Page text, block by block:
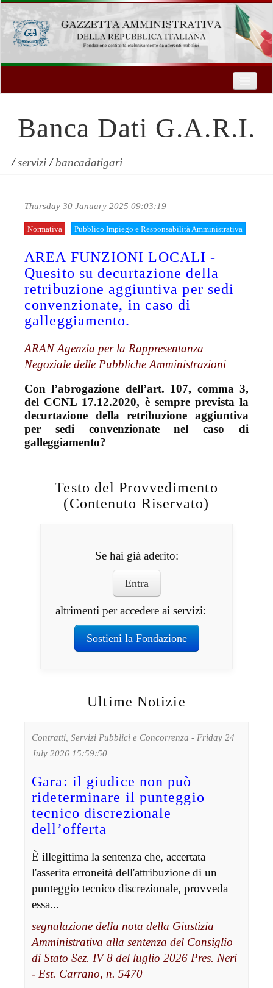
Formazione
Innovazione Tecnologica
Registrati
Banca Dati G.A.R.I.
/servizi/bancadatigari
Thursday 30 January 2025 09:03:19
Normativa Pubblico Impiego e Responsabilità Amministrativa
AREA FUNZIONI LOCALI -
Quesito su decurtazione della
retribuzione aggiuntiva per sedi
convenzionate, in caso di
galleggiamento.
ARAN Agenzia per la Rappresentanza
Negoziale delle Pubbliche Amministrazioni
Con l’abrogazione dell’art. 107, comma 3,
del CCNL 17.12.2020, è sempre prevista la
decurtazione della retribuzione aggiuntiva
per sedi convenzionate nel caso di
galleggiamento?
Testo del Provvedimento
(Contenuto Riservato)
Se hai già aderito:
Entra
altrimenti per accedere ai servizi:
Sostieni la Fondazione
Ultime Notizie
Contratti, Servizi Pubblici e Concorrenza - Friday 24
July 2026 15:59:50
Gara: il giudice non può
rideterminare il punteggio
tecnico discrezionale
dell’offerta
È illegittima la sentenza che, accertata
l'asserita erroneità dell'attribuzione di un
punteggio tecnico discrezionale, provveda
essa...
segnalazione della nota della Giustizia
Amministrativa alla sentenza del Consiglio
di Stato Sez. IV 8 del luglio 2026 Pres. Neri
- Est. Carrano, n. 5470